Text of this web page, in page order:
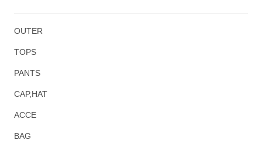
OUTER
TOPS
PANTS
CAP,HAT
ACCE
BAG